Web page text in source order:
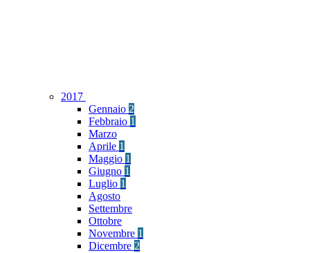
2017
Gennaio 2
Febbraio 1
Marzo
Aprile 1
Maggio 1
Giugno 1
Luglio 1
Agosto
Settembre
Ottobre
Novembre 1
Dicembre 2